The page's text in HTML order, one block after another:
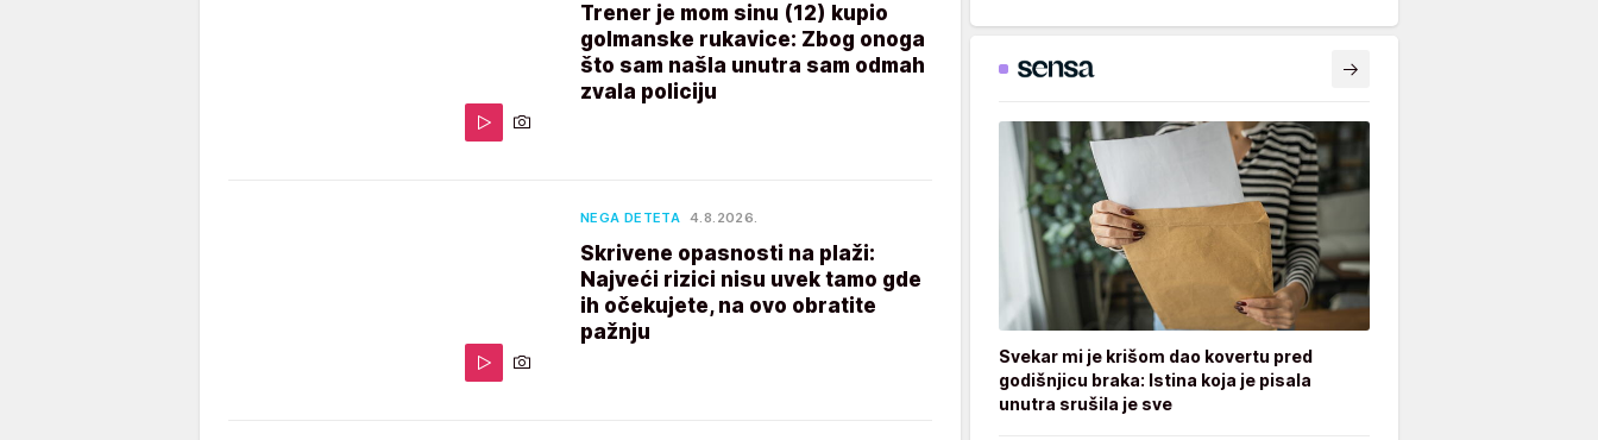
Trener je mom sinu (12) kupio
golmanske rukavice: Zbog onoga
što sam našla unutra sam odmah
zvala policiju
NEGA DETETA 4.8.2026.
Skrivene opasnosti na plaži:
Najveći rizici nisu uvek tamo gde
ih očekujete, na ovo obratite
pažnju
Svekar mi je krišom dao kovertu pred
godišnjicu braka: Istina koja je pisala
unutra srušila je sve